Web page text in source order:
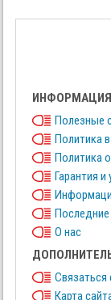
ИНФОРМАЦИЯ
Полезные
Политика
Политика
Гарантия и
Последние
О нас
Связаться
Карта